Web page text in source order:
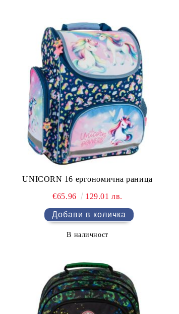
UNICORN 16 ергономична раница
€65.96
129.01 лв.
В наличност